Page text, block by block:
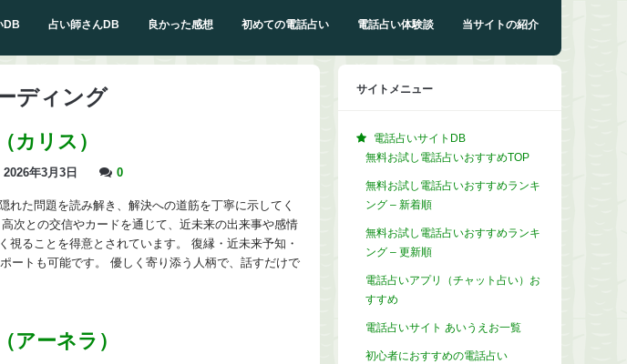
DB 占い師さんDB 良かった感想 初めての電話占い 電話占い体験談 当サイトの紹介
ディング
カリス）
2026年3月3日 0
れた問題を読み解き、解決への道筋を丁寧に示してく
次との交信やカードを通じて、近未来の出来事や感情
視ることを得意とされています。 復縁・近未来予知・
ートも可能です。 優しく寄り添う人柄で、話すだけで
アーネラ）
サイトメニュー
電話占いサイトDB
無料お試し電話占いおすすめTOP
無料お試し電話占いおすすめランキ
ング – 新着順
無料お試し電話占いおすすめランキ
ング – 更新順
電話占いアプリ（チャット占い）お
すすめ
電話占いサイト あいうえお一覧
初心者におすすめの電話占い